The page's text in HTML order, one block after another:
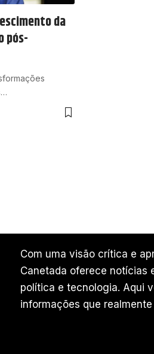
da
pós-
Com uma visão crítica e
Canetada oferece notícias
política e tecnologia. Aqui
informações que